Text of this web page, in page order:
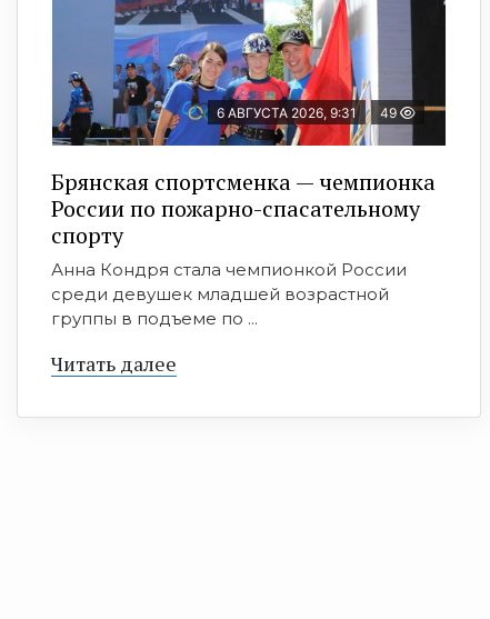
6 АВГУСТА 2026, 9:31 49
Брянская спортсменка — чемпионка
России по пожарно-спасательному
спорту
Анна Кондря стала чемпионкой России
среди девушек младшей возрастной
группы в подъеме по ...
Читать далее